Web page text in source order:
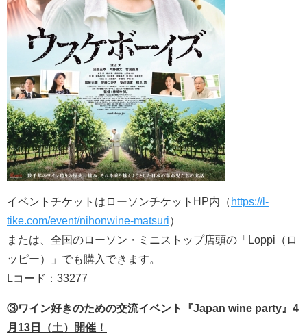
イベントチケットはローソンチケットHP内（ https://l-
tike.com/event/nihonwine-matsuri）
または、全国のローソン・ミニストップ店頭の「Loppi（ロ
ッピー）」でも購入できます。
Lコード：33277
③ワイン好きのための交流イベント『Japan wine party』4
月13日（土）開催！